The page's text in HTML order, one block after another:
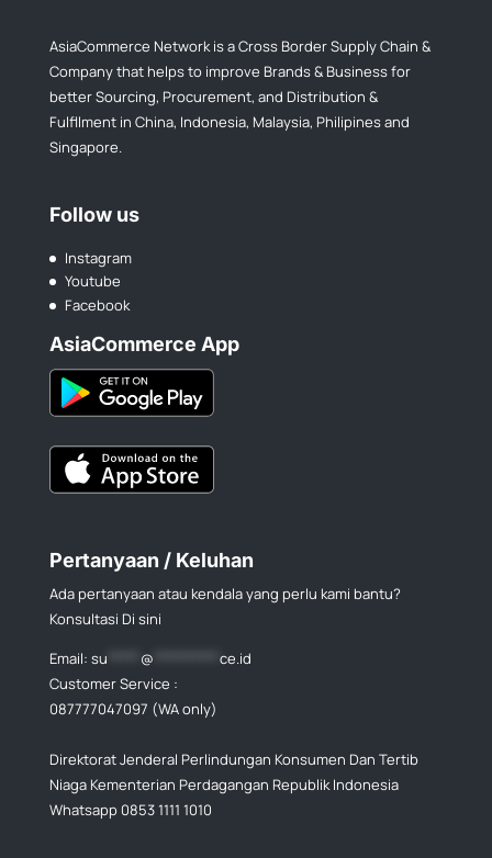
AsiaCommerce Network is a Cross Border Supply Chain &
Company that helps to improve Brands & Business for
better Sourcing, Procurement, and Distribution &
Fulfllment in China, Indonesia, Malaysia, Philipines and
Singapore.
Follow us
Instagram
Youtube
Facebook
AsiaCommerce App
Pertanyaan / Keluhan
Ada pertanyaan atau kendala yang perlu kami bantu?
Konsultasi Di sini
Email: su @
ce.id
Customer Service :
087777047097 (WA only)
Direktorat Jenderal Perlindungan Konsumen Dan Tertib
Niaga Kementerian Perdagangan Republik Indonesia
Whatsapp 0853 1111 1010